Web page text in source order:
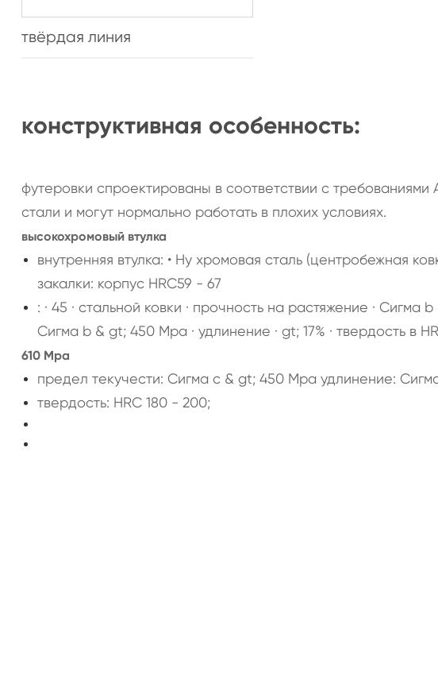
твёрдая линия
конструктивная особенность:
футеровки спроектированы в соответствии с требованиями
стали и могут нормально работать в плохих условиях.
высокохромовый втулка
внутренняя втулка: • Hy хромовая сталь (центробежная
закалки: корпус HRC59 - 67
: · 45 · стальной ковки · прочность на растяжение · Сигма
Сигма b & gt; 450 Mpa · удлинение · gt; 17% · твердость в
610 Mpa
предел текучести: Сигма с & gt; 450 Mpa удлинение:
твердость: HRC 180 - 200;